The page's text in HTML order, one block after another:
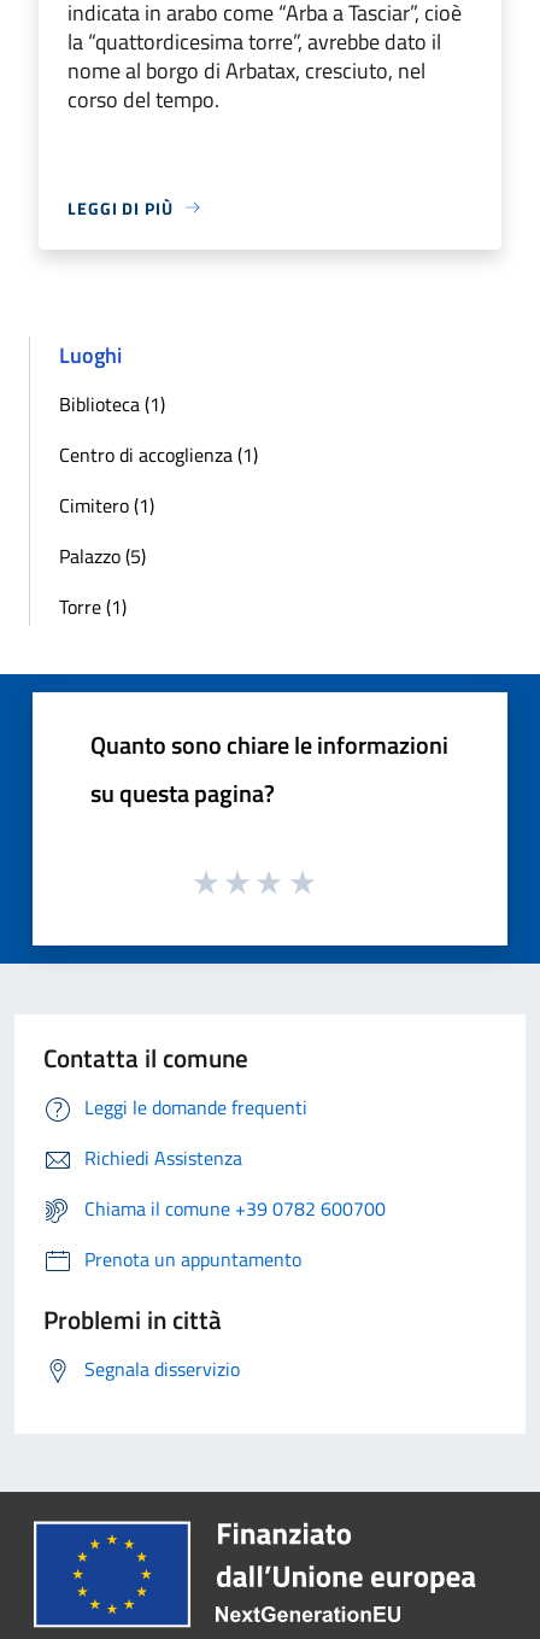
indicata in arabo come “Arba a Tasciar”, cioè
la “quattordicesima torre”, avrebbe dato il
nome al borgo di Arbatax, cresciuto, nel
corso del tempo.
LEGGI DI PIÙ
Luoghi
Biblioteca (1)
Centro di accoglienza (1)
Cimitero (1)
Palazzo (5)
Torre (1)
Quanto sono chiare le informazioni
su questa pagina?
Contatta il comune
Leggi le domande frequenti
Richiedi Assistenza
Chiama il comune +39 0782 600700
Prenota un appuntamento
Problemi in città
Segnala disservizio